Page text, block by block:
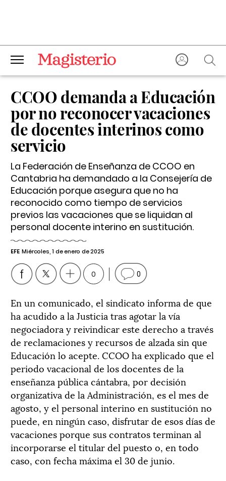
CCOO demanda a Educación
por no reconocer vacaciones
de docentes interinos como
servicio
La Federación de Enseñanza de CCOO en
Cantabria ha demandado a la Consejería de
Educación porque asegura que no ha
reconocido como tiempo de servicios
previos las vacaciones que se liquidan al
personal docente interino en sustitución.
EFE Miércoles, 1 de enero de 2025
0 0
En un comunicado, el sindicato informa de que
ha acudido a la Justicia tras agotar la vía
negociadora y reivindicar este derecho a través
de reclamaciones y recursos de alzada sin que
Educación lo acepte. CCOO ha explicado que el
periodo vacacional de los docentes de la
enseñanza pública cántabra, por decisión
organizativa de la Administración, es el mes de
agosto, y el personal interino en sustitución no
puede, en ningún caso, disfrutar de esos días de
vacaciones porque sus contratos terminan al
incorporarse el titular del puesto o, en todo
caso, con fecha máxima el 30 de junio.